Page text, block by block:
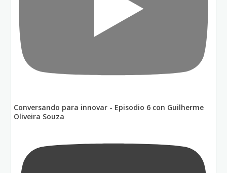
Conversando para innovar - Episodio 6 con Guilherme
Oliveira Souza